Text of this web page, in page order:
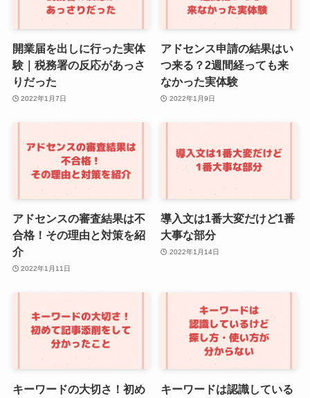
開業届を出しに行った実体
験｜税務署の反応があっさ
りだった
2022年1月7日
アドセンス申請の結果はい
つ来る？2週間経っても来
なかった実体験
2022年1月9日
アドセンスの審査結果は不
合格！その理由と対策を紹
介
2022年1月11日
導入文は1番大変だけど1番
大事な部分
2022年1月14日
キーワードの大切さ！初め
キーワードは認識している